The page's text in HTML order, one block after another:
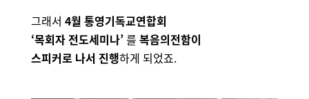
그래서 4월 통영기독교연합회
‘목회자 전도세미나’를 복음의전함이
스피커로 나서 진행하게 되었죠.